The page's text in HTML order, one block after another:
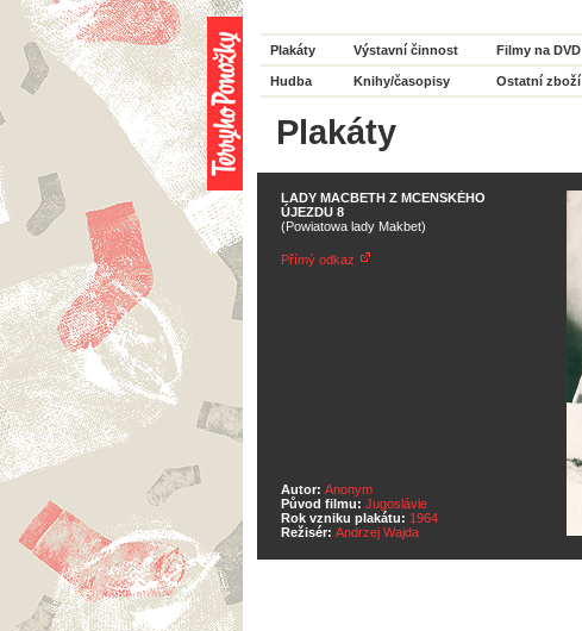
Plakáty Výstavní činnost Filmy na DVD
Hudba Knihy/časopisy Ostatní zboží
Plakáty
LADY MACBETH Z MCENSKÉHO
ÚJEZDU 8
(Powiatowa lady Makbet)
Přímý odkaz
Autor: Anonym
Původ filmu: Jugoslávie
Rok vzniku plakátu: 1964
Režisér: Andrzej Wajda